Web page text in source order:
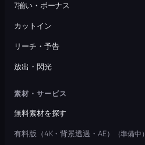
7揃い・ボーナス
カットイン
リーチ・予告
放出・閃光
素材・サービス
無料素材を探す
有料版（4K・背景透過・AE）
（準備中）